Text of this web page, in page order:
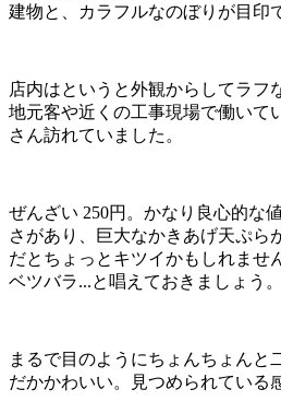
建物と、カラフルなのぼりが目印
店内はというと外観からしてラフ
地元客や近くの工事現場で働いて
さん訪れていました。
ぜんざい 250円。かなり良心的な
さがあり、巨大なかきあげ天ぷら
だとちょっとキツイかもしれませ
ベツバラ...と唱えておきましょう。
まるで目のようにちょんちょんと
だかかわいい。見つめられている